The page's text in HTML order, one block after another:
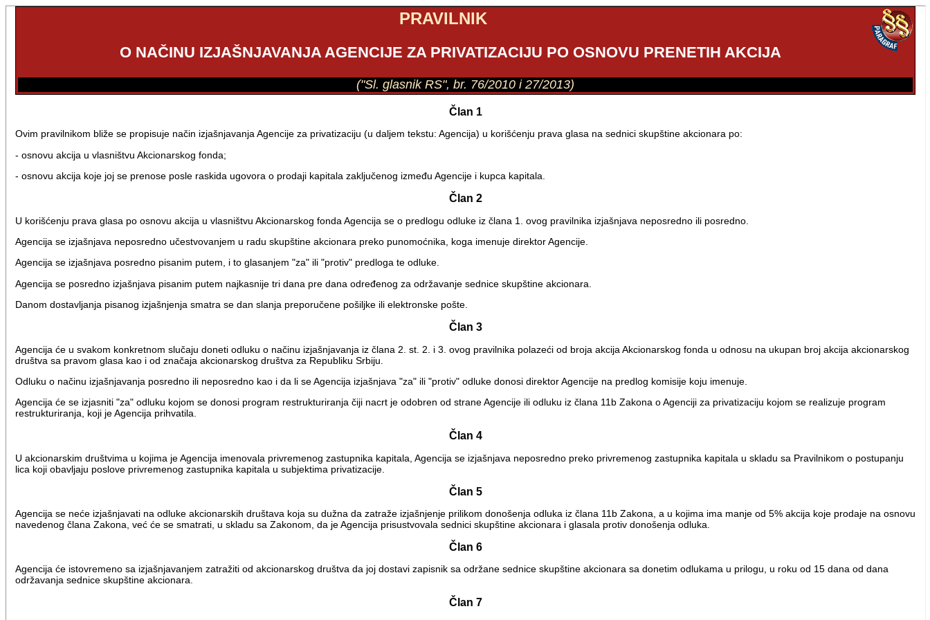
PRAVILNIK
O NAČINU IZJAŠNJAVANJA AGENCIJE ZA PRIVATIZACIJU PO OSNOVU PRENETIH AKCIJA
("Sl. glasnik RS", br. 76/2010 i 27/2013)
Član 1
Ovim pravilnikom bliže se propisuje način izjašnjavanja Agencije za privatizaciju (u daljem tekstu: Agencija) u korišćenju prava glasa na sednici skupštine akcionara po:
- osnovu akcija u vlasništvu Akcionarskog fonda;
- osnovu akcija koje joj se prenose posle raskida ugovora o prodaji kapitala zaključenog između Agencije i kupca kapitala.
Član 2
U korišćenju prava glasa po osnovu akcija u vlasništvu Akcionarskog fonda Agencija se o predlogu odluke iz člana 1. ovog pravilnika izjašnjava neposredno ili posredno.
Agencija se izjašnjava neposredno učestvovanjem u radu skupštine akcionara preko punomoćnika, koga imenuje direktor Agencije.
Agencija se izjašnjava posredno pisanim putem, i to glasanjem "za" ili "protiv" predloga te odluke.
Agencija se posredno izjašnjava pisanim putem najkasnije tri dana pre dana određenog za održavanje sednice skupštine akcionara.
Danom dostavljanja pisanog izjašnjenja smatra se dan slanja preporučene pošiljke ili elektronske pošte.
Član 3
Agencija će u svakom konkretnom slučaju doneti odluku o načinu izjašnjavanja iz člana 2. st. 2. i 3. ovog pravilnika polazeći od broja akcija Akcionarskog fonda u odnosu na ukupan broj akcija akcionarskog
društva sa pravom glasa kao i od značaja akcionarskog društva za Republiku Srbiju.
Odluku o načinu izjašnjavanja posredno ili neposredno kao i da li se Agencija izjašnjava "za" ili "protiv" odluke donosi direktor Agencije na predlog komisije koju imenuje.
Agencija će se izjasniti "za" odluku kojom se donosi program restrukturiranja čiji nacrt je odobren od strane Agencije ili odluku iz člana 11b Zakona o Agenciji za privatizaciju kojom se realizuje program
restrukturiranja, koji je Agencija prihvatila.
Član 4
U akcionarskim društvima u kojima je Agencija imenovala privremenog zastupnika kapitala, Agencija se izjašnjava neposredno preko privremenog zastupnika kapitala u skladu sa Pravilnikom o postupanju
lica koji obavljaju poslove privremenog zastupnika kapitala u subjektima privatizacije.
Član 5
Agencija se neće izjašnjavati na odluke akcionarskih društava koja su dužna da zatraže izjašnjenje prilikom donošenja odluka iz člana 11b Zakona, a u kojima ima manje od 5% akcija koje prodaje na osnovu
navedenog člana Zakona, već će se smatrati, u skladu sa Zakonom, da je Agencija prisustvovala sednici skupštine akcionara i glasala protiv donošenja odluka.
Član 6
Agencija će istovremeno sa izjašnjavanjem zatražiti od akcionarskog društva da joj dostavi zapisnik sa održane sednice skupštine akcionara sa donetim odlukama u prilogu, u roku od 15 dana od dana
održavanja sednice skupštine akcionara.
Član 7